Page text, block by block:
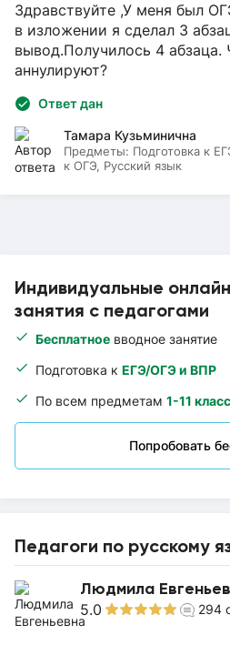
Индивидуальные
занятия с педагогами
Бесплатное вводное занятие
Подготовка к ЕГЭ/ОГЭ и ВПР
По всем предметам 1-11
Попробовать
Педагоги по русскому
Людмила
5.0 294
Здравствуйте ,У меня был
в изложении я сделал 3
вывод.Получилось 4 абзаца.
аннулируют?
Ответ дан
Тамара Кузьминична
Предметы: Подготовка к
к ОГЭ, Русский язык